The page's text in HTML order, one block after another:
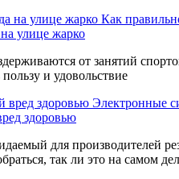
Как
улице жарко
от занятий
и удовольствие
Электронные
здоровью
для производителей
так ли это на самом